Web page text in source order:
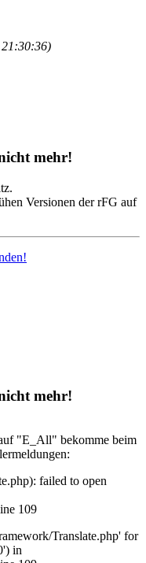
21:30:36)
mehr!
Versionen der rFG auf
mehr!
"E_All" bekomme beim
failed to open
109
Translate.php' for
in